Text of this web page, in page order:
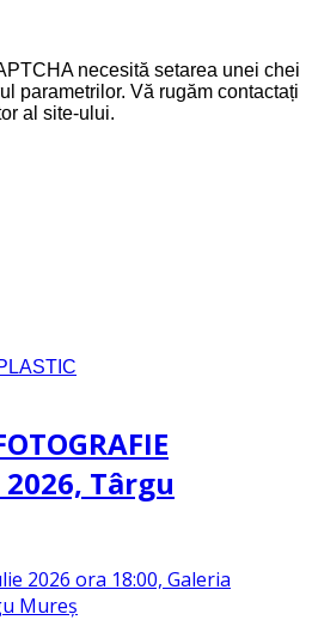
necesită setarea unei chei
parametrilor. Vă rugăm contactați
al site-ului.
Târgu
2026 ora 18:00, Galeria
Mureş